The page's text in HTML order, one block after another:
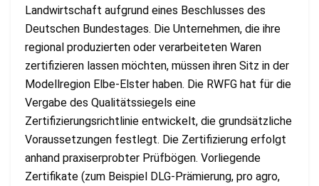
Landwirtschaft aufgrund eines Beschlusses des
Deutschen Bundestages. Die Unternehmen, die ihre
regional produzierten oder verarbeiteten Waren
zertifizieren lassen möchten, müssen ihren Sitz in der
Modellregion Elbe-Elster haben. Die RWFG hat für die
Vergabe des Qualitätssiegels eine
Zertifizierungsrichtlinie entwickelt, die grundsätzliche
Voraussetzungen festlegt. Die Zertifizierung erfolgt
anhand praxiserprobter Prüfbögen. Vorliegende
Zertifikate (zum Beispiel DLG-Prämierung, pro agro,